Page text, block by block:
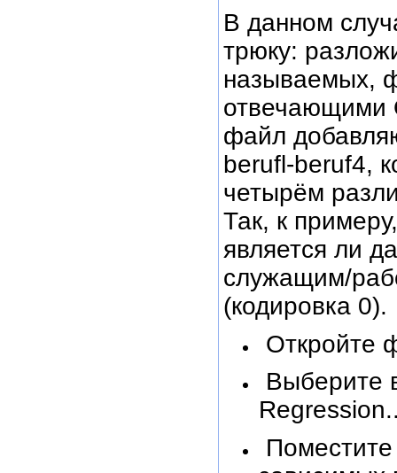
В данном
трюку:
называемых,
отвечающими
файл
berufl-beruf4,
четырём
Так, к
является ли
служащим/
(кодировка 0).
Откройте
Выберите